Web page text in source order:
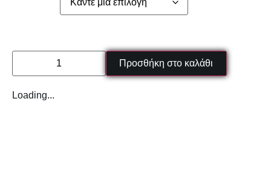
Προσθήκη στο καλάθι
Loading...